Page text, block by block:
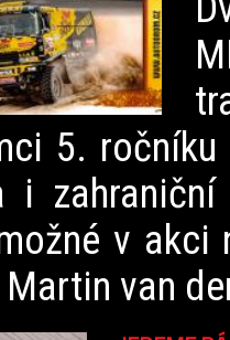
5.
i
v akci
van